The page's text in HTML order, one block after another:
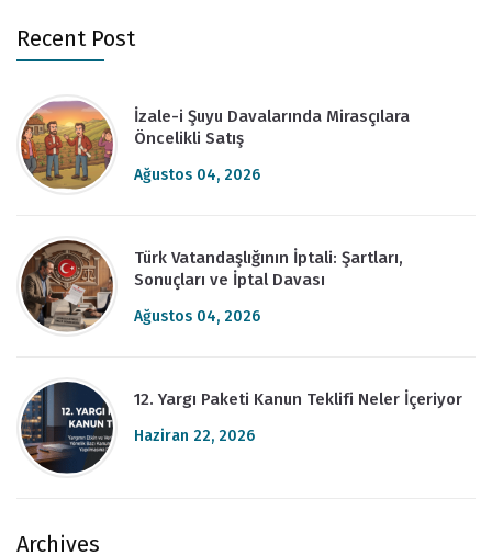
Recent Post
İzale-i Şuyu Davalarında Mirasçılara
Öncelikli Satış
Ağustos 04, 2026
Türk Vatandaşlığının İptali: Şartları,
Sonuçları ve İptal Davası
Ağustos 04, 2026
12. Yargı Paketi Kanun Teklifi Neler İçeriyor
Haziran 22, 2026
Archives